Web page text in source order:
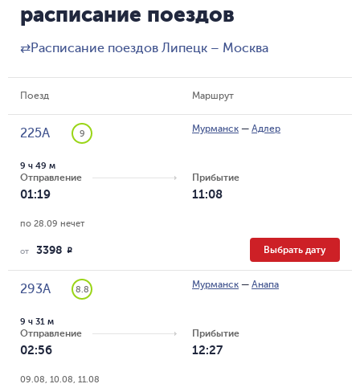
расписание поездов
⇄Расписание поездов Липецк – Москва
Поезд Маршрут
225А 9 Мурманск — Адлер
Отправление
01:19
9 ч 49 м
Прибытие
11:08
по 28.09 нечет
от 3398 R Выбрать дату
293А 8.8 Мурманск — Анапа
Отправление
02:56
9 ч 31 м
Прибытие
12:27
09.08, 10.08, 11.08